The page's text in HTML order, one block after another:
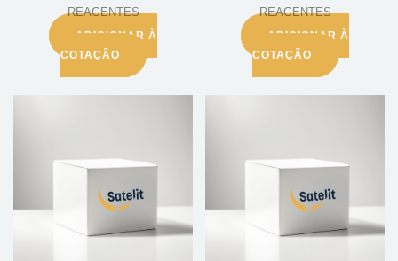
REAGENTES
ADICIONAR À
COTAÇÃO
REAGENTES
ADICIONAR À
COTAÇÃO